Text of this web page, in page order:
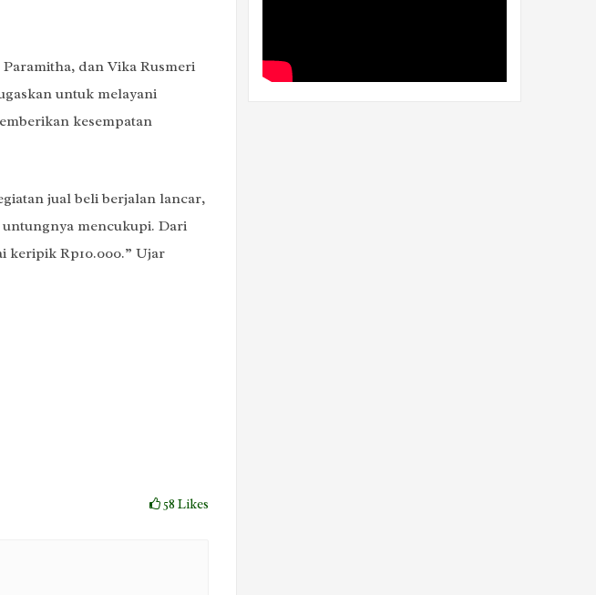
dan Vika Rusmeri
untuk melayani
kesempatan
jual beli berjalan lancar,
mencukupi. Dari
keripik Rp10.000.” Ujar
58 Likes